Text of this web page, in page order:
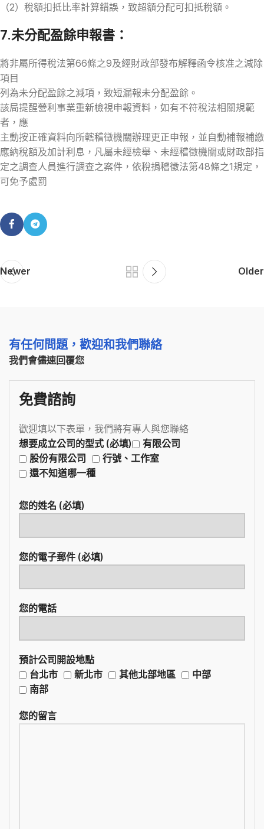
（2）稅額扣抵比率計算錯誤，致超額分配可扣抵稅額。
7.未分配盈餘申報書：
將非屬所得稅法第66條之9及經財政部發布解釋函令核准之減除
項目
列為未分配盈餘之減項，致短漏報未分配盈餘。
該局提醒營利事業重新檢視申報資料，如有不符稅法相關規範
者，應
主動按正確資料向所轄稽徵機關辦理更正申報，並自動補報補繳
應納稅額及加計利息，凡屬未經檢舉、未經稽徵機關或財政部指
定之調查人員進行調查之案件，依稅捐稽徵法第48條之1規定，
可免予處罰
Newer Older
有任何問題，歡迎和我們聯絡
我們會儘速回覆您
免費諮詢
歡迎填以下表單，我們將有專人與您聯絡
想要成立公司的型式 (必填)
有限公司
股份有限公司
行號、工作室
還不知道哪一種
您的姓名 (必填)
您的電子郵件 (必填)
您的電話
預計公司開設地點
台北市
新北市 其他北部地區
中部
南部
您的留言